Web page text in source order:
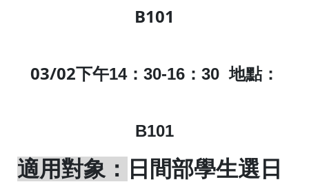
B101
03/02下午14： 30-16 ： 30 地點：
B101
適用對象： 日間部學生選日